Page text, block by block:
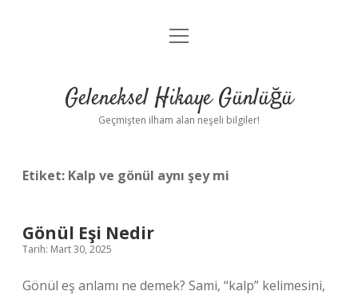
Anasayfa
Yasal Uyarı
menüyü
Geleneksel Hikaye Günlüğü
Geçmişten ilham alan neşeli bilgiler!
Etiket: Kalp ve gönül aynı şey mi
Gönül Eşi Nedir
Tarih: Mart 30, 2025
Gönül eş anlamı ne demek? Sami, “kalp” kelimesini,